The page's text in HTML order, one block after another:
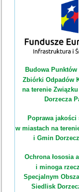
Budowa Punktów
Zbiórki Odpadów
na terenie
Dorzecza
Poprawa jakości
w miastach na
i Gmin
Ochrona łososia
i minoga
Specjalnym
Siedlisk